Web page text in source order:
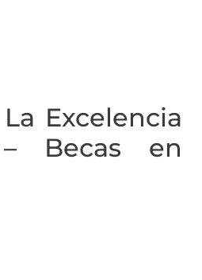
Excelencia
Becas en